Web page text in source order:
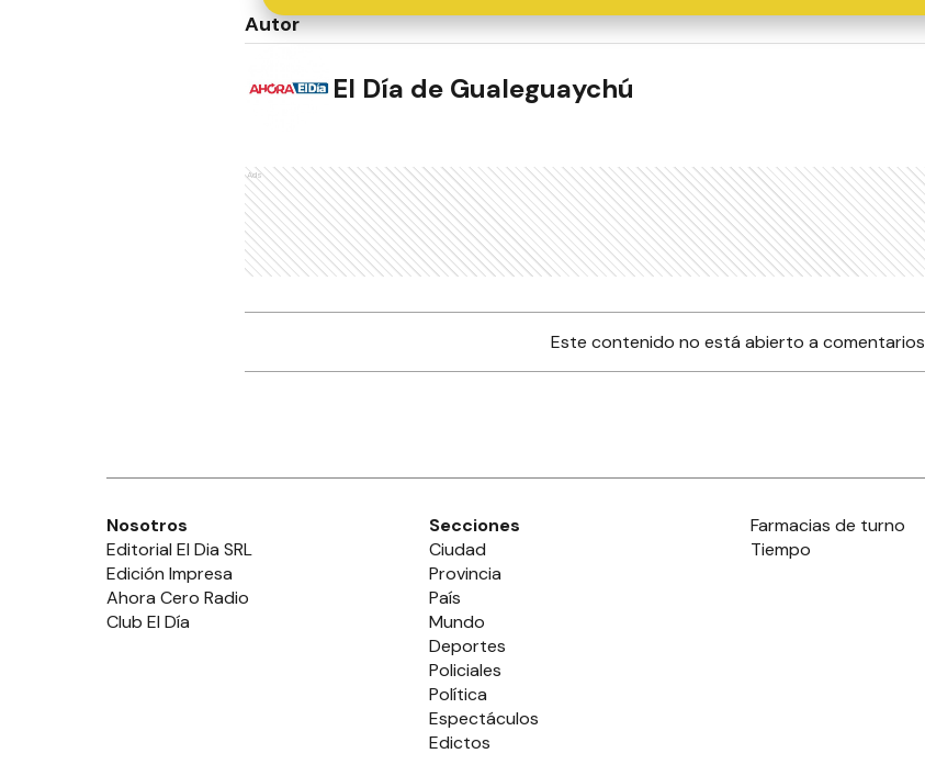
Autor
El Día de Gualeguaychú
Ads
Este contenido no está abierto a comentarios
Nosotros
Editorial El Dia SRL
Edición Impresa
Ahora Cero Radio
Club El Día
Secciones
Ciudad
Provincia
País
Mundo
Deportes
Policiales
Política
Espectáculos
Edictos
Farmacias de turno
Tiempo